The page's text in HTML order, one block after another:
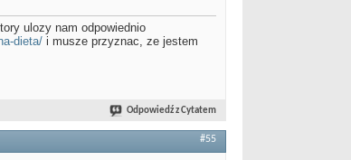
ulozy nam odpowiednio
dieta/ i musze przyznac, ze jestem
Odpowiedź z Cytatem
#55